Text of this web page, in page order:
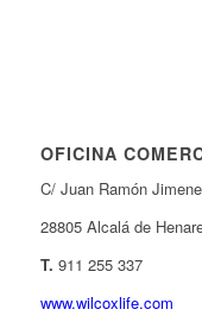
OFICINA
C/ Juan Ramón
28805 Alcalá de
T. 911 255 337
www.wilcoxlife.com